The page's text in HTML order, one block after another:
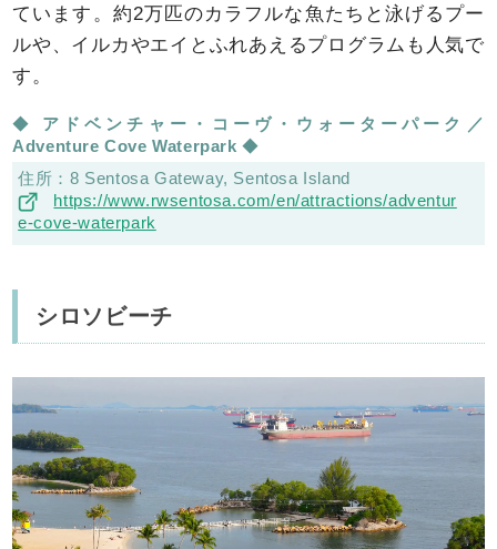
ています。約2万匹のカラフルな魚たちと泳げるプー
ルや、イルカやエイとふれあえるプログラムも人気で
す。
アドベンチャー・コーヴ・ウォーターパーク
Adventure Cove Waterpark
8 Sentosa Gateway, Sentosa Island
https://www.rwsentosa.com/en/attractions/adventur
e-cove-waterpark
シロソビーチ